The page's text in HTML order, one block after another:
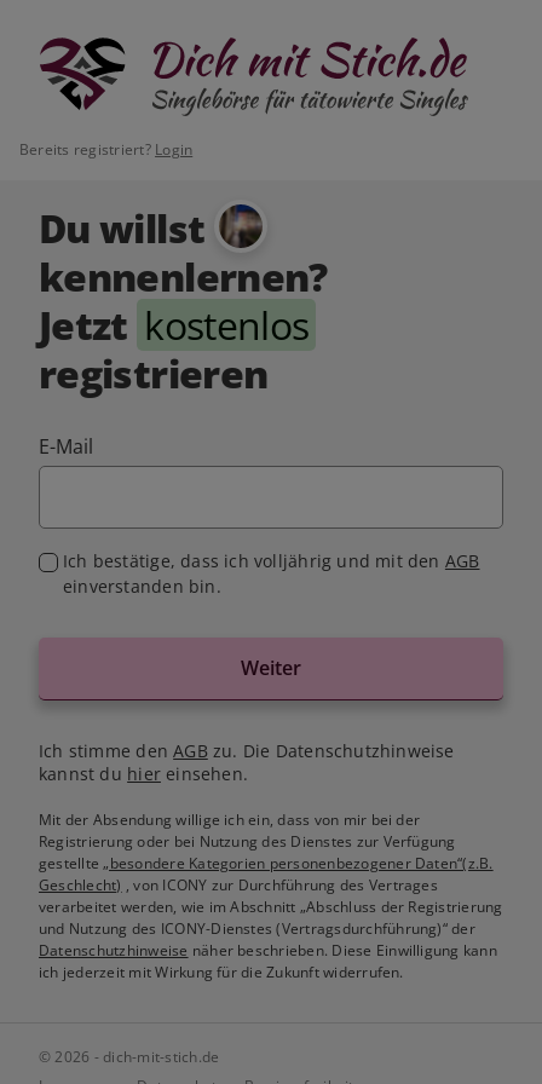
Bereits registriert? Login
Du willst
kennenlernen?
Jetzt kostenlos
registrieren
E-Mail
Ich bestätige, dass ich volljährig und mit den AGB
einverstanden bin.
Weiter
Ich stimme denAGB zu. Die Datenschutzhinweise
kannst du hiereinsehen.
Mit der Absendung willige ich ein, dass von mir bei der
Registrierung oder bei Nutzung des Dienstes zur Verfügung
gestellte„besondere Kategorien personenbezogener Daten“(z.B.
Geschlecht) , von ICONY zur Durchführung des Vertrages
verarbeitet werden, wie im Abschnitt „Abschluss der Registrierung
und Nutzung des ICONY-Dienstes (Vertragsdurchführung)“ der
Datenschutzhinweise näher beschrieben. Diese Einwilligung kann
ich jederzeit mit Wirkung für die Zukunft widerrufen.
© 2026 - dich-mit-stich.de